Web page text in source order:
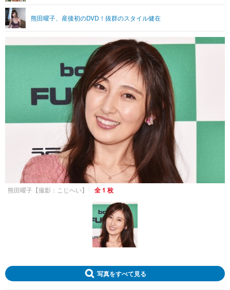
ショッピング
熊田曜子、産後初のDVD！抜群のスタイル健在
熊田曜子【撮影：こじへい】 全 1 枚
写真をすべて見る